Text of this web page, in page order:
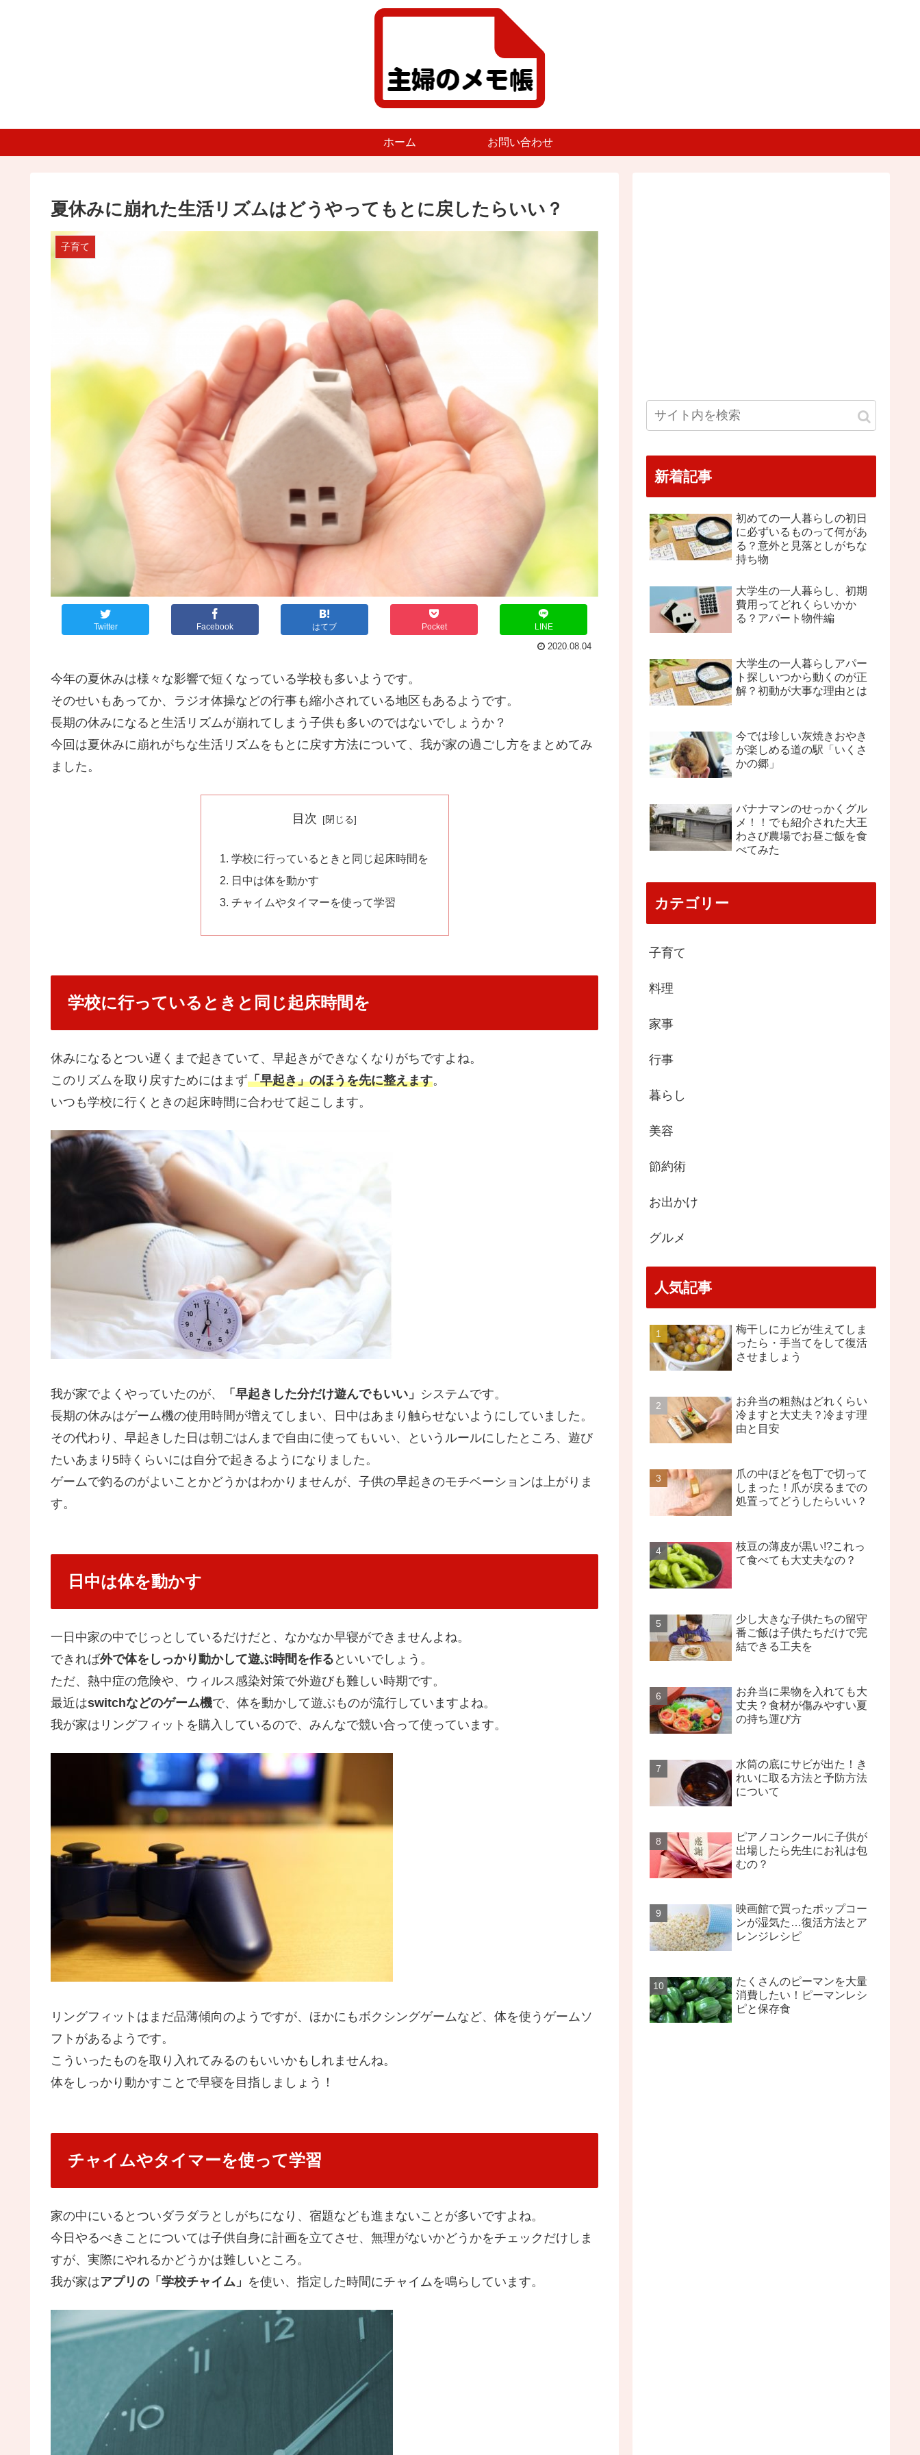
ホーム お問い合わせ
夏休みに崩れた生活リズムはどうやってもとに戻したらいい？
子育て
Twitter Facebook はてブ Pocket LINE
2020.08.04
今年の夏休みは様々な影響で短くなっている学校も多いようです。
そのせいもあってか、ラジオ体操などの行事も縮小されている地区もあるようです。
長期の休みになると生活リズムが崩れてしまう子供も多いのではないでしょうか？
今回は夏休みに崩れがちな生活リズムをもとに戻す方法について、我が家の過ごし方をまとめてみ
ました。
目次
学校に行っているときと同じ起床時間を
日中は体を動かす
チャイムやタイマーを使って学習
学校に行っているときと同じ起床時間を
休みになるとつい遅くまで起きていて、早起きができなくなりがちですよね。
このリズムを取り戻すためにはまず「早起き」のほうを先に整えます。
いつも学校に行くときの起床時間に合わせて起こします。
我が家でよくやっていたのが、 「早起きした分だけ遊んでもいい」 システムです。
長期の休みはゲーム機の使用時間が増えてしまい、日中はあまり触らせないようにしていました。
その代わり、早起きした日は朝ごはんまで自由に使ってもいい、というルールにしたところ、遊び
たいあまり5時くらいには自分で起きるようになりました。
ゲームで釣るのがよいことかどうかはわかりませんが、子供の早起きのモチベーションは上がりま
す。
日中は体を動かす
一日中家の中でじっとしているだけだと、なかなか早寝ができませんよね。
できれば外で体をしっかり動かして遊ぶ時間を作る といいでしょう。
ただ、熱中症の危険や、ウィルス感染対策で外遊びも難しい時期です。
最近はswitchなどのゲーム機で、体を動かして遊ぶものが流行していますよね。
我が家はリングフィットを購入しているので、みんなで競い合って使っています。
リングフィットはまだ品薄傾向のようですが、ほかにもボクシングゲームなど、体を使うゲームソ
フトがあるようです。
こういったものを取り入れてみるのもいいかもしれませんね。
体をしっかり動かすことで早寝を目指しましょう！
チャイムやタイマーを使って学習
家の中にいるとついダラダラとしがちになり、宿題なども進まないことが多いですよね。
今日やるべきことについては子供自身に計画を立てさせ、無理がないかどうかをチェックだけしま
すが、実際にやれるかどうかは難しいところ。
我が家はアプリの「学校チャイム」 を使い、指定した時間にチャイムを鳴らしています。
新着記事
初めての一人暮らしの初日
に必ずいるものって何があ
る？意外と見落としがちな
持ち物
大学生の一人暮らし、初期
費用ってどれくらいかか
る？アパート物件編
大学生の一人暮らしアパー
ト探しいつから動くのが正
解？初動が大事な理由とは
今では珍しい灰焼きおやき
が楽しめる道の駅「いくさ
かの郷」
バナナマンのせっかくグル
メ！！でも紹介された大王
わさび農場でお昼ご飯を食
べてみた
カテゴリー
子育て
料理
家事
行事
暮らし
美容
節約術
お出かけ
グルメ
人気記事
梅干しにカビが生えてしま
ったら・手当てをして復活
させましょう
お弁当の粗熱はどれくらい
冷ますと大丈夫？冷ます理
由と目安
爪の中ほどを包丁で切って
しまった！爪が戻るまでの
処置ってどうしたらいい？
枝豆の薄皮が黒い!?これっ
て食べても大丈夫なの？
少し大きな子供たちの留守
番ご飯は子供たちだけで完
結できる工夫を
お弁当に果物を入れても大
丈夫？食材が傷みやすい夏
の持ち運び方
水筒の底にサビが出た！き
れいに取る方法と予防方法
について
ピアノコンクールに子供が
出場したら先生にお礼は包
むの？
映画館で買ったポップコー
ンが湿気た…復活方法とア
レンジレシピ
たくさんのピーマンを大量
消費したい！ピーマンレシ
ピと保存食